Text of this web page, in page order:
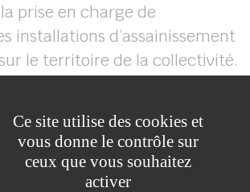
prise en charge de
installations d’assainissement
le territoire de la collectivité.
doivent être adressées
vivre/
assainissement-et-eau-
Ce site utilise des cookies et
vous donne le contrôle sur
ceux que vous souhaitez
activer